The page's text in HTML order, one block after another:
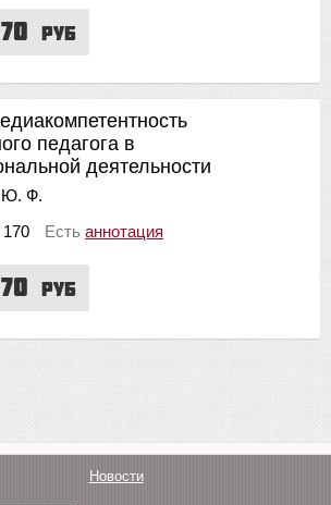
70 руб
70 руб
педагога в
деятельности
Ю. Ф.
170 Есть аннотация
Новости